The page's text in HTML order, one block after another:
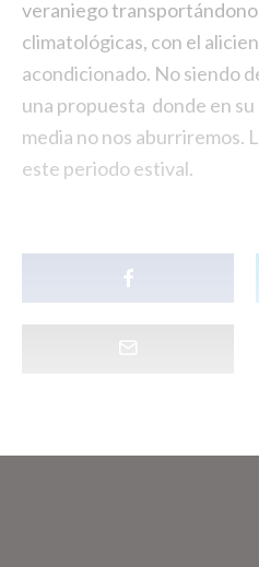
veraniego
climatológicas, con el
acondicionado. No siendo
una propuesta donde en su
media no nos aburriremos.
este periodo estival.